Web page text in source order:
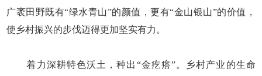
广袤田野既有“绿水青山”的颜值，更有“金山银山”的价值，
使乡村振兴的步伐迈得更加坚实有力。
着力深耕特色沃土，种出“金疙瘩”。乡村产业的生命